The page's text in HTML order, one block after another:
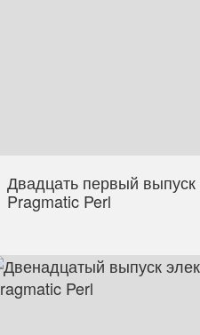
Двадцать первый
Pragmatic Perl